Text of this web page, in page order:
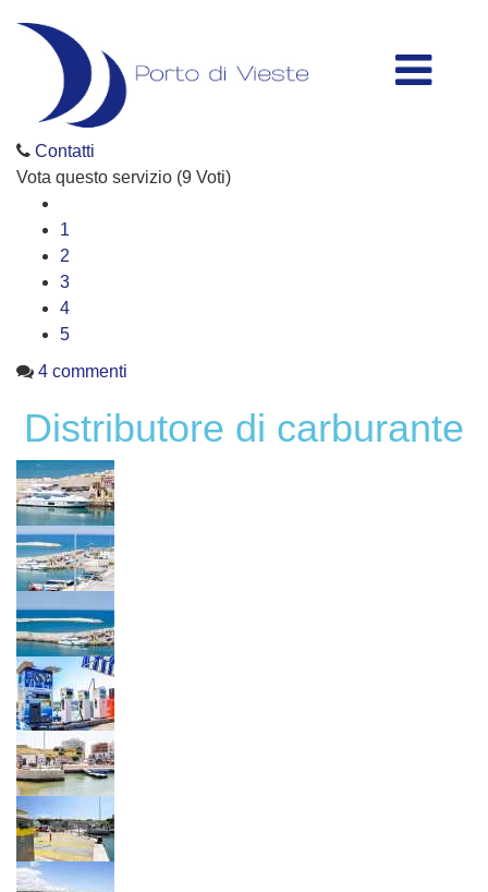
Contatti
Vota questo servizio (9 Voti)
1
2
3
4
5
4 commenti
Distributore di carburante